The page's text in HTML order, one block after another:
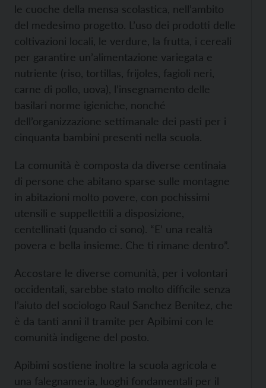
le cuoche della mensa scolastica, nell’ambito
del medesimo progetto. L’uso dei prodotti delle
coltivazioni locali, le verdure, la frutta, i cereali
per garantire un’alimentazione variegata e
nutriente (riso, tortillas, frijoles, fagioli neri,
carne di pollo, uova), l’insegnamento delle
basilari norme igieniche, nonché
dell’organizzazione settimanale dei pasti per i
cinquanta bambini presenti nella scuola.
La comunità è composta da diverse centinaia
di persone che abitano sparse sulle montagne
in abitazioni molto povere, con pochissimi
utensili e suppellettili a disposizione,
centellinati (quando ci sono). “E’ una realtà
povera e bella insieme. Che ti rimane dentro”.
Accostare le diverse comunità, per i volontari
occidentali, sarebbe stato molto difficile senza
l’aiuto del sociologo Raul Sanchez Benitez, che
è da tanti anni il tramite per Apibimi con le
comunità indigene del posto.
Apibimi sostiene inoltre la scuola agricola e
una falegnameria, luoghi fondamentali per il